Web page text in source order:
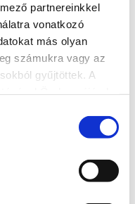
partnereinkkel
vonatkozó
más olyan
számukra vagy az
gyűjtöttek. A
lepény